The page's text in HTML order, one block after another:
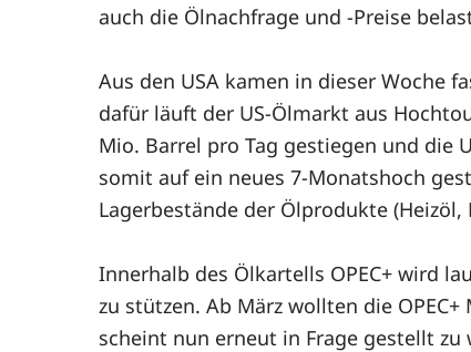
auch die Ölnachfrage und -Preise
Aus den USA kamen in dieser Woche
dafür läuft der US-Ölmarkt aus
Mio. Barrel pro Tag gestiegen und die
somit auf ein neues 7-Monatshoch
Lagerbestände der Ölprodukte
Innerhalb des Ölkartells OPEC+ wird
zu stützen. Ab März wollten die
scheint nun erneut in Frage gestellt zu